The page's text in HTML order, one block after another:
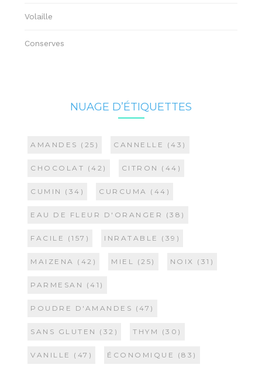
Volaille
Conserves
NUAGE D’ÉTIQUETTES
AMANDES (25) CANNELLE (43)
CHOCOLAT (42) CITRON (44)
CUMIN (34) CURCUMA (44)
EAU DE FLEUR D'ORANGER (38)
FACILE (157) INRATABLE (39)
MAIZENA (42) MIEL (25) NOIX (31)
PARMESAN (41)
POUDRE D'AMANDES (47)
SANS GLUTEN (32) THYM (30)
VANILLE (47) ÉCONOMIQUE (83)